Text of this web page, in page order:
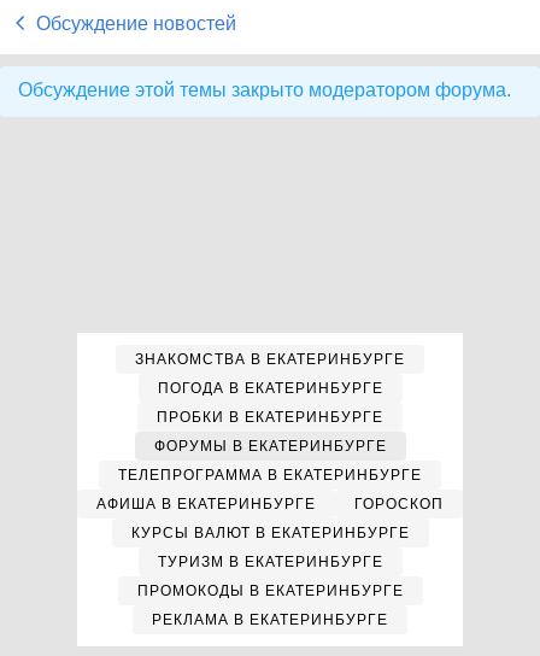
Обсуждение новостей
Обсуждение этой темы закрыто модератором форума.
ЗНАКОМСТВА В ЕКАТЕРИНБУРГЕ
ПОГОДА В ЕКАТЕРИНБУРГЕ
ПРОБКИ В ЕКАТЕРИНБУРГЕ
ФОРУМЫ В ЕКАТЕРИНБУРГЕ
ТЕЛЕПРОГРАММА В ЕКАТЕРИНБУРГЕ
АФИША В ЕКАТЕРИНБУРГЕ
ГОРОСКОП
КУРСЫ ВАЛЮТ В ЕКАТЕРИНБУРГЕ
ТУРИЗМ В ЕКАТЕРИНБУРГЕ
ПРОМОКОДЫ В ЕКАТЕРИНБУРГЕ
РЕКЛАМА В ЕКАТЕРИНБУРГЕ